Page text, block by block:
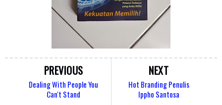
NEXT
Hot Branding Penulis
Ippho Santosa
PREVIOUS
Dealing With People You
Can't Stand